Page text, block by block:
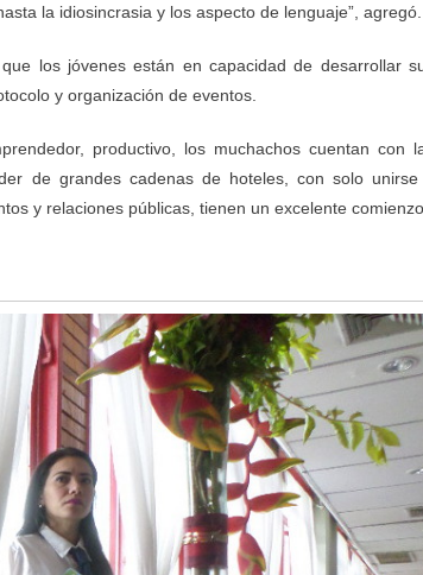
la idiosincrasia y los aspecto de lenguaje”, agregó.
los jóvenes están en capacidad de desarrollar
y organización de eventos.
productivo, los muchachos cuentan con
de grandes cadenas de hoteles, con solo
y relaciones públicas, tienen un excelente